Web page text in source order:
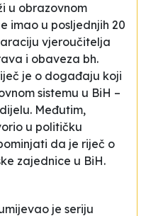
u obrazovnom
imao u posljednjih 20
vjeroučitelja
i obaveza bh.
je o događaju koji
sistemu u BiH –
Međutim,
u političku
da je riječ o
zajednice u BiH.
je seriju